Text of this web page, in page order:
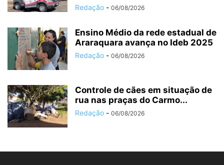
Redação - 06/08/2026
Ensino Médio da rede estadual de
Araraquara avança no Ideb 2025
Redação - 06/08/2026
Controle de cães em situação de
rua nas praças do Carmo...
Redação - 06/08/2026